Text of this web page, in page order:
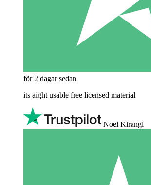
för 2 dagar sedan
its aight usable free licensed material
Noel Kirangi